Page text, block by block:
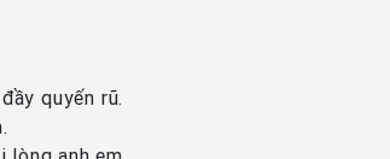
quyến rũ.